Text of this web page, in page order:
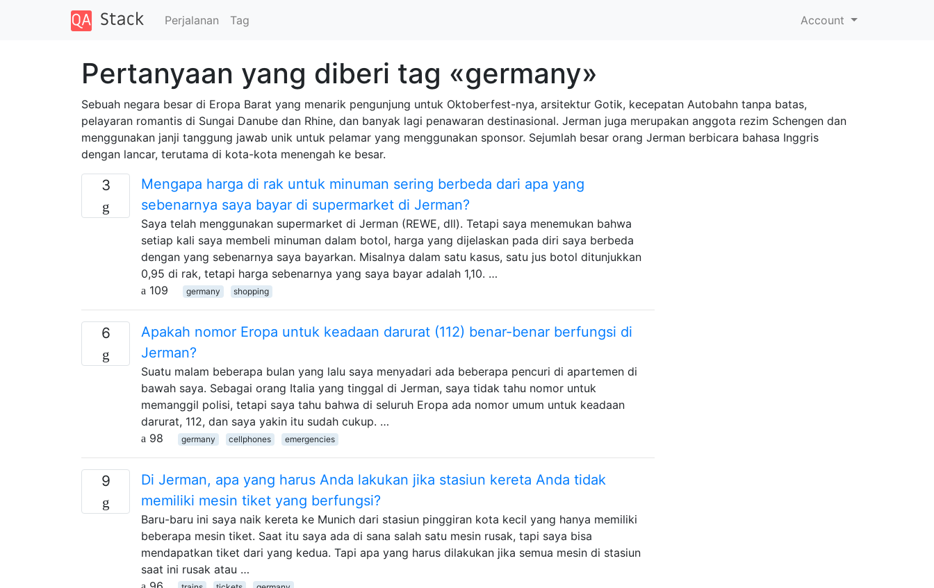
Perjalanan Tag Account
Pertanyaan yang diberi tag «germany»
Sebuah negara besar di Eropa Barat yang menarik pengunjung untuk Oktoberfest-nya, arsitektur Gotik, kecepatan Autobahn tanpa batas,
pelayaran romantis di Sungai Danube dan Rhine, dan banyak lagi penawaran destinasional. Jerman juga merupakan anggota rezim Schengen dan
menggunakan janji tanggung jawab unik untuk pelamar yang menggunakan sponsor. Sejumlah besar orang Jerman berbicara bahasa Inggris
dengan lancar, terutama di kota-kota menengah ke besar.
3
Mengapa harga di rak untuk minuman sering berbeda dari apa yang
sebenarnya saya bayar di supermarket di Jerman?
Saya telah menggunakan supermarket di Jerman (REWE, dll). Tetapi saya menemukan bahwa
setiap kali saya membeli minuman dalam botol, harga yang dijelaskan pada diri saya berbeda
dengan yang sebenarnya saya bayarkan. Misalnya dalam satu kasus, satu jus botol ditunjukkan
0,95 di rak, tetapi harga sebenarnya yang saya bayar adalah 1,10. …
109
germany shopping
6
Apakah nomor Eropa untuk keadaan darurat (112) benar-benar berfungsi di
Jerman?
Suatu malam beberapa bulan yang lalu saya menyadari ada beberapa pencuri di apartemen di
bawah saya. Sebagai orang Italia yang tinggal di Jerman, saya tidak tahu nomor untuk
memanggil polisi, tetapi saya tahu bahwa di seluruh Eropa ada nomor umum untuk keadaan
darurat, 112, dan saya yakin itu sudah cukup. …
98
germany cellphones emergencies
9
Di Jerman, apa yang harus Anda lakukan jika stasiun kereta Anda tidak
memiliki mesin tiket yang berfungsi?
Baru-baru ini saya naik kereta ke Munich dari stasiun pinggiran kota kecil yang hanya memiliki
beberapa mesin tiket. Saat itu saya ada di sana salah satu mesin rusak, tapi saya bisa
mendapatkan tiket dari yang kedua. Tapi apa yang harus dilakukan jika semua mesin di stasiun
saat ini rusak atau …